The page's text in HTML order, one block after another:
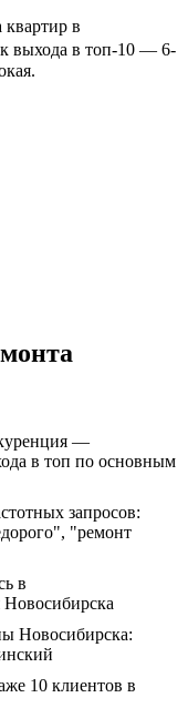
в
выхода в топ-10 — 6-
—
в топ по основным
запросов:
"ремонт
в
Новосибирска:
10 клиентов в